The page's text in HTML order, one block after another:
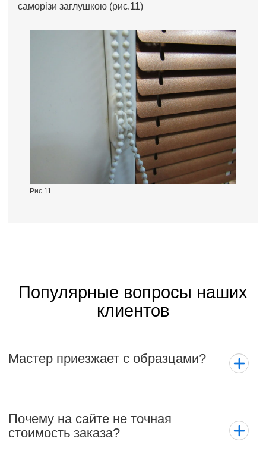
саморізи заглушкою (рис.11)
Рис.11
Популярные вопросы наших
клиентов
Мастер приезжает с образцами?
Почему на сайте не точная
стоимость заказа?